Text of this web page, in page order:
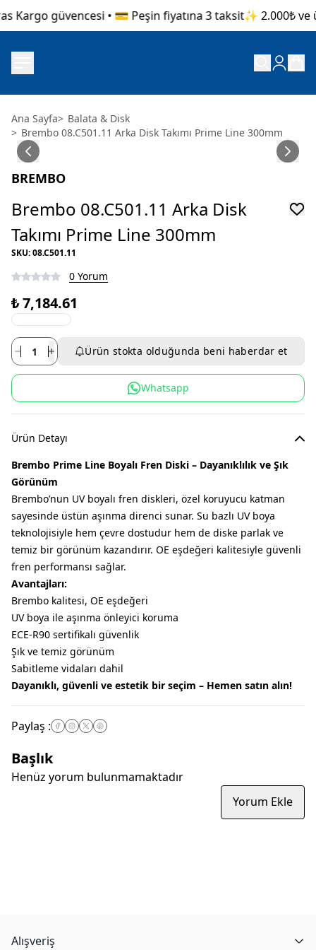
Kargo güvencesi • 💳 Peşin fiyatına 3 taksit✨ 2.000₺ ve
Ana Sayfa> Balata & Disk
> Brembo 08.C501.11 Arka Disk Takımı Prime Line 300mm
BREMBO
Brembo 08.C501.11 Arka Disk
Takımı Prime Line 300mm
SKU:08.C501.11
0 Yorum
₺ 7,184.61
Ürün stokta olduğunda beni haberdar et
Whatsapp
Ürün Detayı
Brembo Prime Line Boyalı Fren Diski – Dayanıklılık ve Şık
Görünüm
Brembo’nun UV boyalı fren diskleri, özel koruyucu katman
sayesinde üstün aşınma direnci sunar. Su bazlı UV boya
teknolojisiyle hem çevre dostudur hem de diske parlak ve
temiz bir görünüm kazandırır. OE eşdeğeri kalitesiyle güvenli
fren performansı sağlar.
Avantajları:
Brembo kalitesi, OE eşdeğeri
UV boya ile aşınma önleyici koruma
ECE-R90 sertifikalı güvenlik
Şık ve temiz görünüm
Sabitleme vidaları dahil
Dayanıklı, güvenli ve estetik bir seçim – Hemen satın alın!
Paylaş :
Başlık
Henüz yorum bulunmamaktadır
Yorum Ekle
Alışveriş